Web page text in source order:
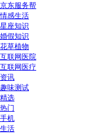
京东服务帮
情感生活
星座知识
婚假知识
花草植物
互联网医院
互联网医疗
资讯
趣味测试
精选
热门
手机
生活